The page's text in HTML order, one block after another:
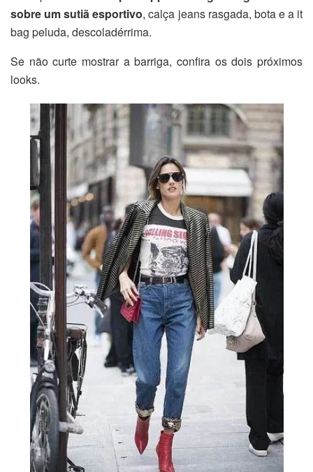
sobre um sutiã esportivo, calça jeans rasgada, bota e a it
bag peluda, descoladérrima.
Se não curte mostrar a barriga, confira os dois próximos
looks.